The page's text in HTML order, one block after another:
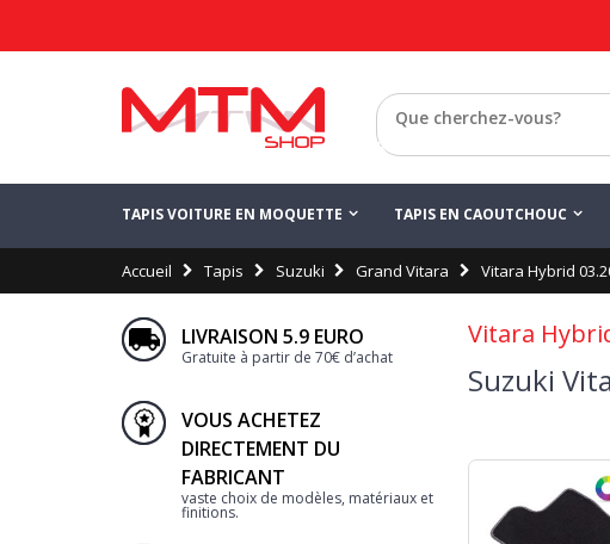
Retour
TAPIS VOITURE EN MOQUETTE TAPIS EN CAOUTCHOUC
Accueil Tapis Suzuki Grand Vitara Vitara Hybrid
Vitara
Suzuki
LIVRAISON 5.9 EURO
Gratuite à partir de 70€ d’achat
VOUS ACHETEZ
DIRECTEMENT DU
FABRICANT
vaste choix de modèles, matériaux et
finitions.